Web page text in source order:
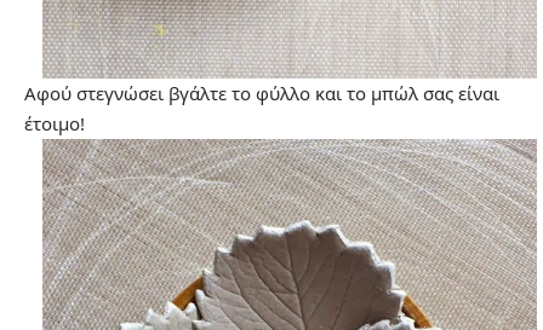
Αφού στεγνώσει βγάλτε το φύλλο και το μπώλ σας είναι
έτοιμο!